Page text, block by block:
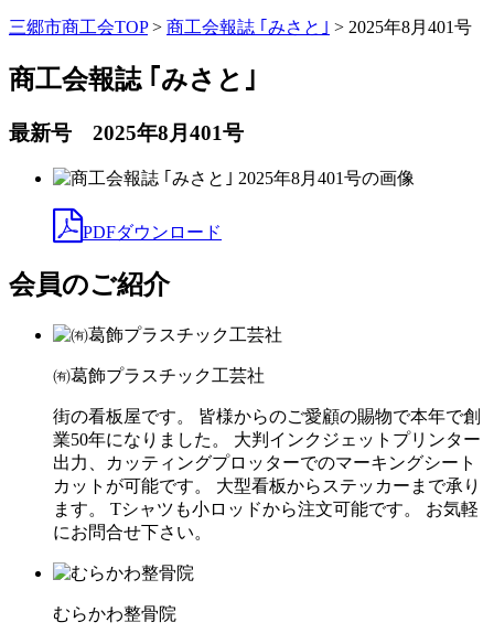
三郷市商工会TOP> 商工会報誌 ｢みさと｣ > 2025年8月401号
商工会報誌 ｢みさと｣
最新号 2025年8月401号
PDFダウンロード
会員のご紹介
㈲葛飾プラスチック工芸社
街の看板屋です。 皆様からのご愛顧の賜物で本年で創
業50年になりました。 大判インクジェットプリンター
出力、カッティングプロッターでのマーキングシート
カットが可能です。 大型看板からステッカーまで承り
ます。 Tシャツも小ロッドから注文可能です。 お気軽
にお問合せ下さい。
むらかわ整骨院